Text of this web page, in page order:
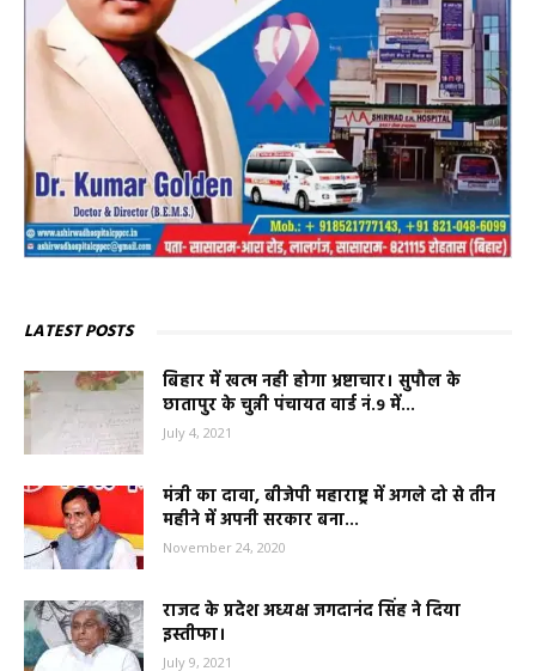
LATEST POSTS
बिहार में खत्म नही होगा भ्रष्टाचार। सुपौल के
छातापुर के चुन्नी पंचायत वार्ड नं.9 में...
July 4, 2021
मंत्री का दावा, बीजेपी महाराष्ट्र में अगले दो से तीन
महीने में अपनी सरकार बना...
November 24, 2020
राजद के प्रदेश अध्यक्ष जगदानंद सिंह ने दिया
इस्तीफा।
July 9, 2021